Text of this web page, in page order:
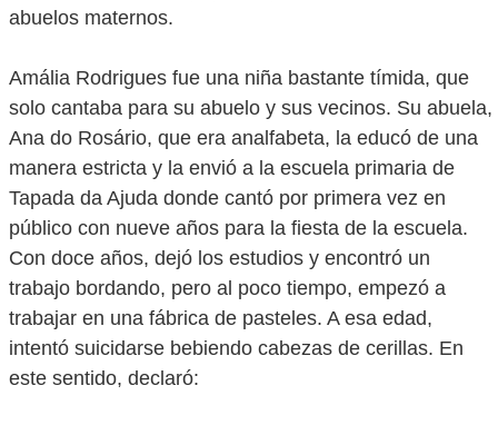
abuelos maternos.
Amália Rodrigues fue una niña bastante tímida, que
solo cantaba para su abuelo y sus vecinos. Su abuela,
Ana do Rosário, que era analfabeta, la educó de una
manera estricta y la envió a la escuela primaria de
Tapada da Ajuda donde cantó por primera vez en
público con nueve años para la fiesta de la escuela.
Con doce años, dejó los estudios y encontró un
trabajo bordando, pero al poco tiempo, empezó a
trabajar en una fábrica de pasteles. A esa edad,
intentó suicidarse bebiendo cabezas de cerillas. En
este sentido, declaró: